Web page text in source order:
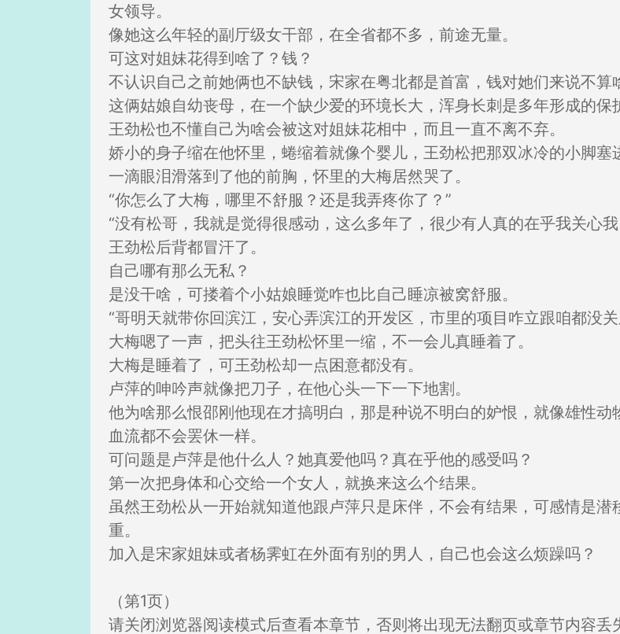
女领导。
像她这么年轻的副厅级女干部，在全省都不多，前途无量。
可这对姐妹花得到啥了？钱？
不认识自己之前她俩也不缺钱，宋家在粤北都是首富，钱对她们来说不算
这俩姑娘自幼丧母，在一个缺少爱的环境长大，浑身长刺是多年形成的保
王劲松也不懂自己为啥会被这对姐妹花相中，而且一直不离不弃。
娇小的身子缩在他怀里，蜷缩着就像个婴儿，王劲松把那双冰冷的小脚塞
一滴眼泪滑落到了他的前胸，怀里的大梅居然哭了。
“你怎么了大梅，哪里不舒服？还是我弄疼你了？”
“没有松哥，我就是觉得很感动，这么多年了，很少有人真的在乎我关心
王劲松后背都冒汗了。
自己哪有那么无私？
是没干啥，可搂着个小姑娘睡觉咋也比自己睡凉被窝舒服。
“哥明天就带你回滨江，安心弄滨江的开发区，市里的项目咋立跟咱都没
大梅嗯了一声，把头往王劲松怀里一缩，不一会儿真睡着了。
大梅是睡着了，可王劲松却一点困意都没有。
卢萍的呻吟声就像把刀子，在他心头一下一下地割。
他为啥那么恨邵刚他现在才搞明白，那是种说不明白的妒恨，就像雄性
血流都不会罢休一样。
可问题是卢萍是他什么人？她真爱他吗？真在乎他的感受吗？
第一次把身体和心交给一个女人，就换来这么个结果。
虽然王劲松从一开始就知道他跟卢萍只是床伴，不会有结果，可感情是
重。
加入是宋家姐妹或者杨霁虹在外面有别的男人，自己也会这么烦躁吗？
（第1页）
请关闭浏览器阅读模式后查看本章节，否则将出现无法翻页或章节内容丢